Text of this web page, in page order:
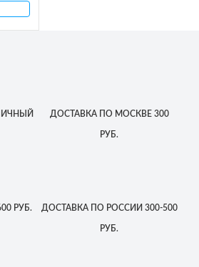
ДОСТАВКАПО МОСКВЕ 300
РУБ.
РУБ. ДОСТАВКАПО РОССИИ 300-500
РУБ.